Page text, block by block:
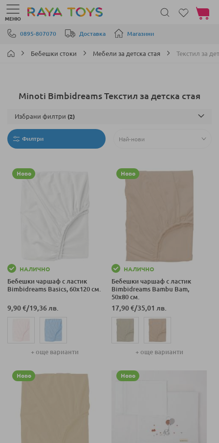
Прескачане към съдържанието
0895-807070 Доставка Магазини
МЕНЮ
Моята
Бебешки стоки Мебели за детска стая Текстил за
Minoti Bimbidreams Текстил за детска стая
Филтри
Ново
НАЛИЧНО
Бебешки чаршаф с ластик
Bimbidreams Basics, 60x120 см.
9,90 €/19,36 лв.
+ още варианти
Ново
НАЛИЧНО
Бебешки чаршаф с ластик
Bimbidreams Bambu Bam,
50x80 см.
17,90 €/35,01 лв.
+ още варианти
Ново Ново
Избрани филтри